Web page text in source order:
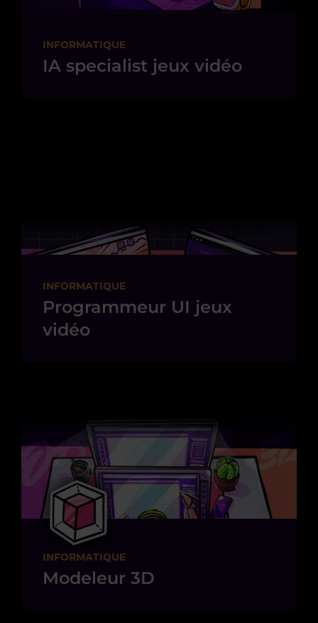
INFORMATIQUE
IA specialist jeux vidéo
INFORMATIQUE
Programmeur UI jeux
vidéo
INFORMATIQUE
Modeleur 3D